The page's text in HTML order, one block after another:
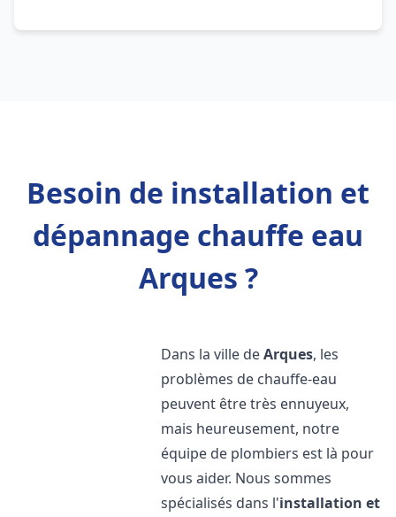
Besoin de installation et
dépannage chauffe eau
Arques ?
Dans la ville deArques, les
problèmes de chauffe-eau
peuvent être très ennuyeux,
mais heureusement, notre
équipe de plombiers est là pour
vous aider. Nous sommes
spécialisés dans l'installation et